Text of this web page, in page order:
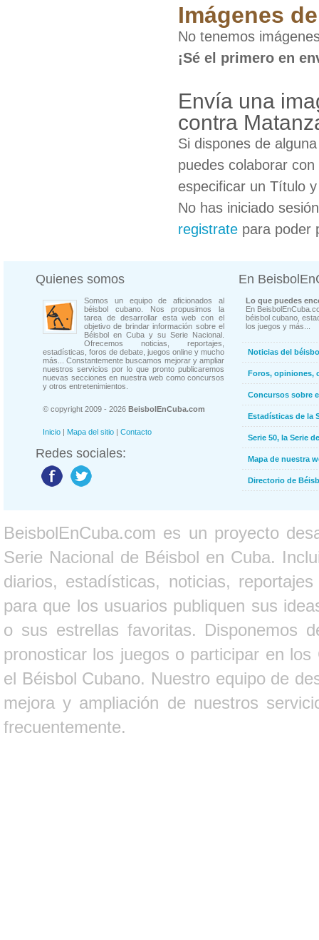
Imágenes
No tenemos
¡Sé el primero en
Envía una
contra
Si dispones de
puedes colaborar
especificar un Título
No has iniciado
registrate para poder
Quienes somos
Somos un equipo de aficionados al
béisbol cubano. Nos propusimos la
tarea de desarrollar esta web con el
objetivo de brindar información sobre el
Béisbol en Cuba y su Serie Nacional.
Ofrecemos noticias, reportajes,
estadísticas, foros de debate, juegos online y mucho
más... Constantemente buscamos mejorar y ampliar
nuestros servicios por lo que pronto publicaremos
nuevas secciones en nuestra web como concursos
y otros entretenimientos.
© copyright 2009 - 2026 BeisbolEnCuba.com
Inicio | Mapa del sitio | Contacto
Redes sociales:
En
Lo que puedes
En
béisbol cubano,
los juegos y más...
Noticias del
Foros, opiniones,
Concursos sobre
Estadísticas de la
Serie 50, la Serie
Mapa de nuestra
Directorio de
BeisbolEnCuba.com es un proyecto
Serie Nacional de Béisbol en Cuba.
diarios, estadísticas, noticias,
para que los usuarios publiquen sus
o sus estrellas favoritas. Disponemos
pronosticar los juegos o participar en
el Béisbol Cubano. Nuestro equipo de
mejora y ampliación de nuestros
frecuentemente.